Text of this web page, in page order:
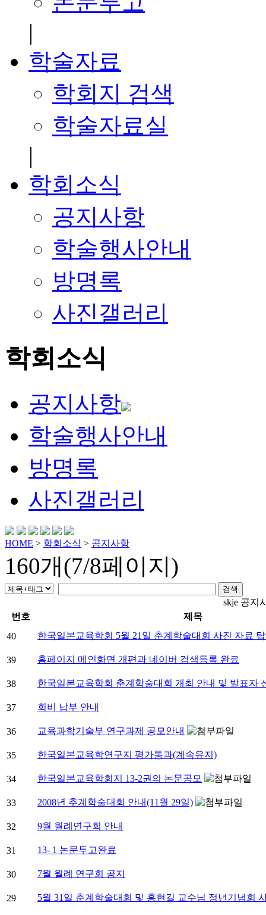
|
학술자료
학회지 검색
학술자료실
|
학회소식
공지사항
학술행사안내
방명록
사진갤러리
학회소식
공지사항
학술행사안내
방명록
사진갤러리
HOME > 학회소식 > 공지사항
160개(7/8페이지)
skje 공지
번호
제목
40
한국일본교육학회 5월 21일 춘계학술대회 사진 자료
39 홈페이지 메인화면 개편과 네이버 검색등록 완료
38 한국일본교육학회 춘계학술대회 개최 안내 및 발표자
37 회비 납부 안내
36 교육과학기술부 연구과제 공모안내
35 한국일본교육학연구지 평가통과(계속유지)
34 한국일본교육학회지 13-2권의 논문공모
33 2008년 추계학술대회 안내(11월 29일)
32 9월 월례연구회 안내
31 13- 1 논문투고완료
30 7월 월례 연구회 공지
29 5월 31일 춘계학술대회 및 홍현길 교수님 정년기념회